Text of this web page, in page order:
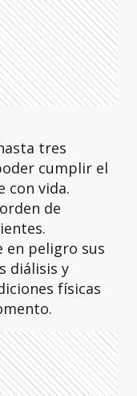
tres
cumplir el
con vida.
de
en peligro sus
diálisis y
físicas